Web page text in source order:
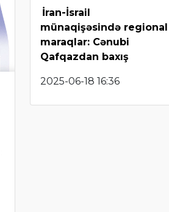
İran-İsrail
münaqişəsində regional
maraqlar: Cənubi
Qafqazdan baxış
2025-06-18 16:36